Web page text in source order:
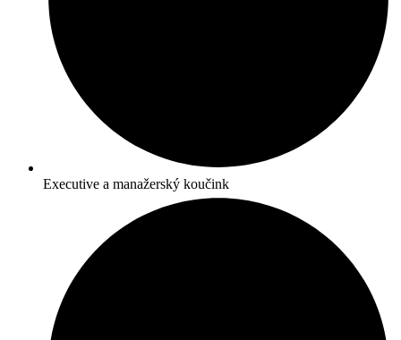
Executive a manažerský koučink